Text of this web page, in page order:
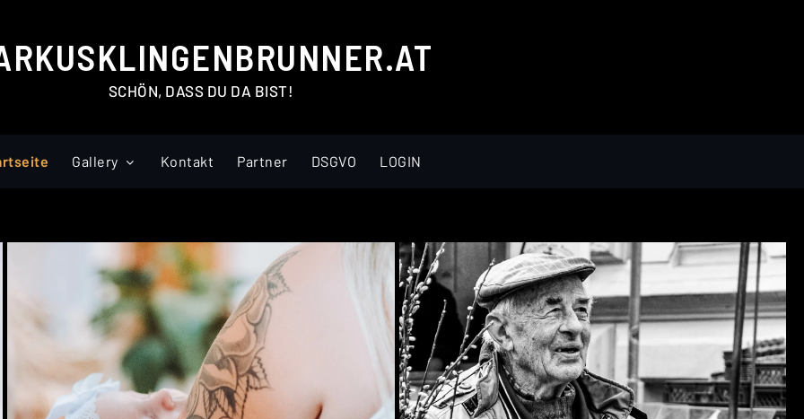
SCHÖN, DASS DU DA BIST!
Gallery Kontakt Partner DSGVO LOGIN